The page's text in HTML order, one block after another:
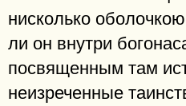
нисколько
ли он внутри
посвященным там
неизреченные